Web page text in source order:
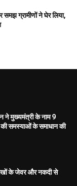
समझ ग्रामीणों ने घेर लिया,
ने मुख्यमंत्री के नाम 9
की समस्याओं के समाधान की
के जेवर और नकदी से